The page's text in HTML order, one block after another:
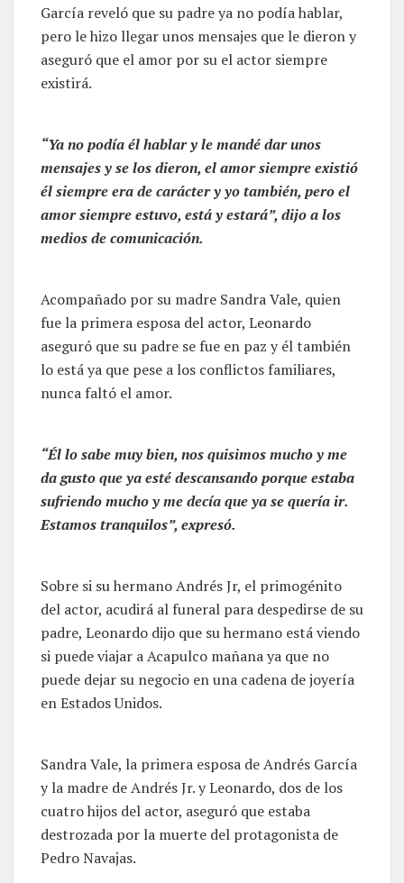
García reveló que su padre ya no podía hablar,
pero le hizo llegar unos mensajes que le dieron y
aseguró que el amor por su el actor siempre
existirá.
“Ya no podía él hablar y le mandé dar unos
mensajes y se los dieron, el amor siempre existió
él siempre era de carácter y yo también, pero el
amor siempre estuvo, está y estará”, dijo a los
medios de comunicación.
Acompañado por su madre Sandra Vale, quien
fue la primera esposa del actor, Leonardo
aseguró que su padre se fue en paz y él también
lo está ya que pese a los conflictos familiares,
nunca faltó el amor.
“Él lo sabe muy bien, nos quisimos mucho y me
da gusto que ya esté descansando porque estaba
sufriendo mucho y me decía que ya se quería ir.
Estamos tranquilos”, expresó.
Sobre si su hermano Andrés Jr, el primogénito
del actor, acudirá al funeral para despedirse de su
padre, Leonardo dijo que su hermano está viendo
si puede viajar a Acapulco mañana ya que no
puede dejar su negocio en una cadena de joyería
en Estados Unidos.
Sandra Vale, la primera esposa de Andrés García
y la madre de Andrés Jr. y Leonardo, dos de los
cuatro hijos del actor, aseguró que estaba
destrozada por la muerte del protagonista de
Pedro Navajas.